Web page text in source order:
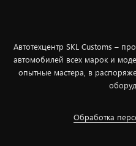
Автотехцентр SKL Customs –
автомобилей всех марок и
опытные мастера, в
Обработка